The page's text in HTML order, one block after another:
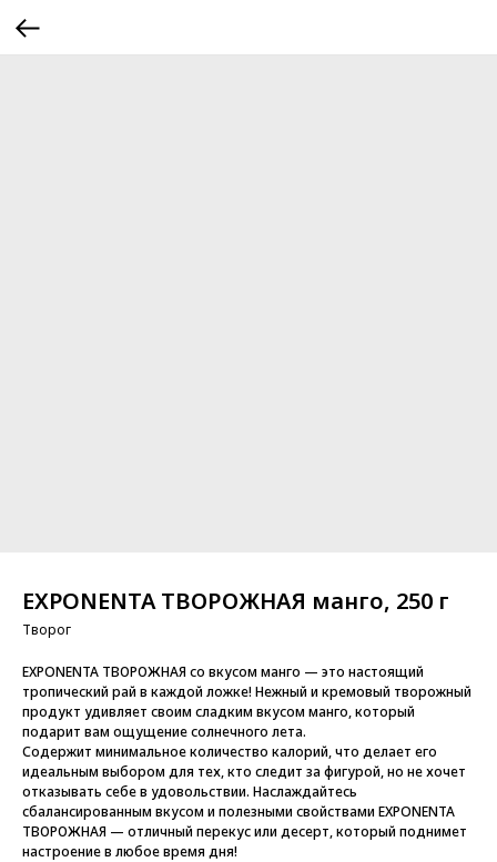
EXPONENTA ТВОРОЖНАЯ манго, 250 г
Творог
EXPONENTA ТВОРОЖНАЯ со вкусом манго — это настоящий
тропический рай в каждой ложке! Нежный и кремовый творожный
продукт удивляет своим сладким вкусом манго, который
подарит вам ощущение солнечного лета.
Содержит минимальное количество калорий, что делает его
идеальным выбором для тех, кто следит за фигурой, но не хочет
отказывать себе в удовольствии. Наслаждайтесь
сбалансированным вкусом и полезными свойствами EXPONENTA
ТВОРОЖНАЯ — отличный перекус или десерт, который поднимет
настроение в любое время дня!